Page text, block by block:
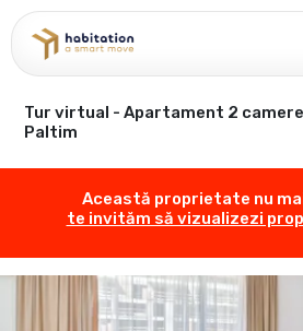
Tur virtual - Apartament 2
Paltim
Această proprietate nu
te invităm să vizualizezi